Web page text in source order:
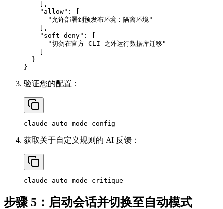
    ],
    "allow": [
      "允许部署到预发布环境：隔离环境"
    ],
    "soft_deny": [
      "切勿在官方 CLI 之外运行数据库迁移"
  }
验证您的配置：
获取关于自定义规则的 AI 反馈：
步骤 5：启动会话并切换至自动模式